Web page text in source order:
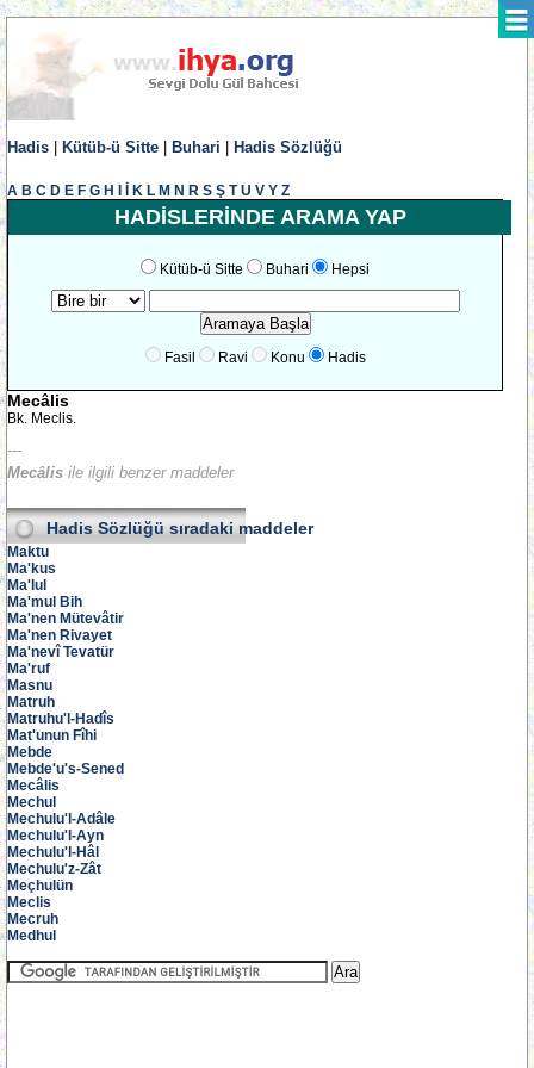
Hadis Kütüb-ü Sitte Buhari Hadis Sözlüğü
A B C D E F G H K L M N R S Ş T U V Y Z
HADİSLERİNDE ARAMA YAP
Kütüb-ü Sitte Buhari Hepsi
Fasil Ravi Konu Hadis
Mecâlis
Bk. Meclis.
---
Mecâlis ile ilgili benzer maddeler
Hadis Sözlüğü sıradaki maddeler
Maktu
Ma'kus
Ma'lul
Ma'mul Bih
Ma'nen Mütevâtir
Ma'nen Rivayet
Ma'nevî Tevatür
Ma'ruf
Masnu
Matruh
Matruhu'l-Hadîs
Mat'unun Fîhi
Mebde
Mebde'u's-Sened
Mecâlis
Mechul
Mechulu'l-Adâle
Mechulu'l-Ayn
Mechulu'l-Hâl
Mechulu'z-Zât
Meçhulün
Meclis
Mecruh
Medhul